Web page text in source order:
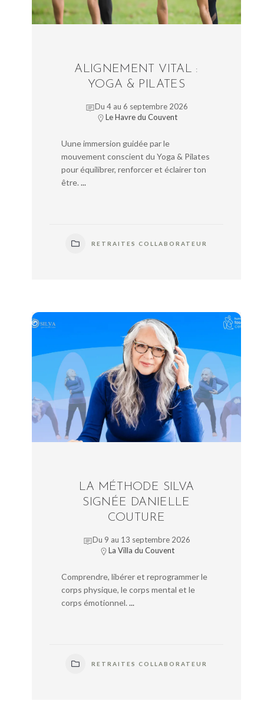
ALIGNEMENT VITAL :
YOGA & PILATES
Du 4 au 6 septembre 2026
Le Havre du Couvent
Uune immersion guidée par le
mouvement conscient du Yoga & Pilates
pour équilibrer, renforcer et éclairer ton
être. ...
RETRAITES COLLABORATEUR
LA MÉTHODE SILVA
SIGNÉE DANIELLE
COUTURE
Du 9 au 13 septembre 2026
La Villa du Couvent
Comprendre, libérer et reprogrammer le
corps physique, le corps mental et le
corps émotionnel. ...
RETRAITES COLLABORATEUR